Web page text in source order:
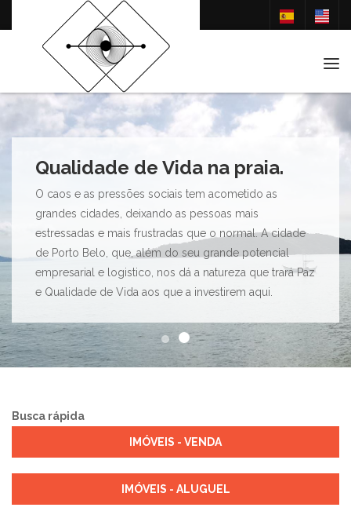
Qualidade de Vida na praia.
O caos e as pressões sociais tem acometido as
grandes cidades, deixando as pessoas mais
estressadas e mais frustradas que o normal. A cidade
de Porto Belo, que, além do seu grande potencial
empresarial e logistico, nos dá a natureza que trará Paz
e Qualidade de Vida aos que a investirem aqui.
Busca rápida
IMÓVEIS - VENDA
IMÓVEIS - ALUGUEL